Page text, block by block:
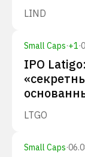
LIND
Small Caps·+1·
IPO
LTGO
Small Caps·